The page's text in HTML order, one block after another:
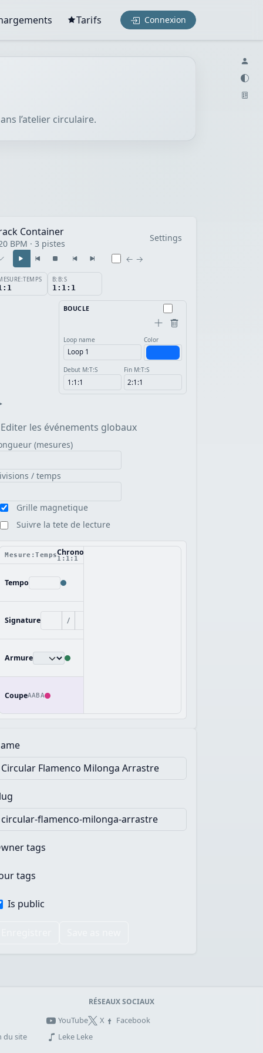
Tarifs Connexion
l’atelier circulaire.
Container
BPM · 3 pistes
Settings
← →
B:B:S
1:1:1
BOUCLE
Loop name Color
Debut M:T:S Fin M:T:S
Editer les événements globaux
(mesures)
/ temps
Grille magnetique
Suivre la tete de lecture
Mesure:TempsChronologie
1:1:1
Tempo
Signature /
Armure
CoupeAABA
tags
tags
Is public
du site
RÉSEAUX SOCIAUX
YouTube X
Facebook
Leke Leke